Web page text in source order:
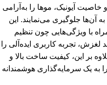
آیونیک، موها را به‌آرامی
آن‌ها جلوگیری می‌نمایند. این
با ویژگی‌هایی چون تنظیم
تجربه کاربری ایده‌آلی را
بر این، کیفیت ساخت بالا و
را به یک سرمایه‌گذاری هوشمندانه